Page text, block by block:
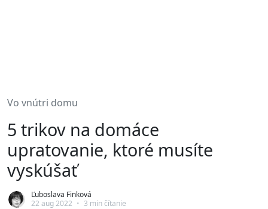
Vo vnútri domu
5 trikov na domáce
upratovanie, ktoré musíte
vyskúšať
Ľuboslava Finková
22 aug 2022 • 3 min čítanie